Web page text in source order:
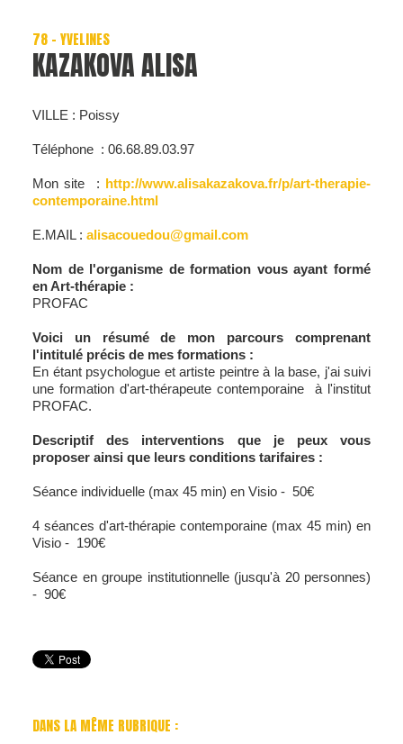
78 - YVELINES
KAZAKOVA ALISA
VILLE : Poissy
Téléphone : 06.68.89.03.97
Mon site : http://www.alisakazakova.fr/p/art-therapie-
contemporaine.html
E.MAIL : alisacouedou@gmail.com
Nom de l'organisme de formation vous ayant formé
en Art-thérapie :
PROFAC
Voici un résumé de mon parcours comprenant
l'intitulé précis de mes formations :
En étant psychologue et artiste peintre à la base, j'ai suivi
une formation d'art-thérapeute contemporaine à l'institut
PROFAC.
Descriptif des interventions que je peux vous
proposer ainsi que leurs conditions tarifaires :
Séance individuelle (max 45 min) en Visio - 50€
4 séances d'art-thérapie contemporaine (max 45 min) en
Visio - 190€
Séance en groupe institutionnelle (jusqu'à 20 personnes)
- 90€
DANS LA MÊME RUBRIQUE :